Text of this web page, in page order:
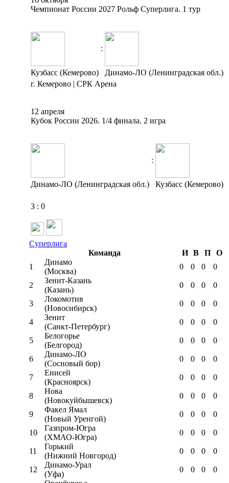
Чемпионат России 2027 Рольф Суперлига. 1 тур
:
Кузбасс (Кемерово)
Динамо-ЛО (Ленинградская обл.)
г. Кемерово | СРК Арена
12 апреля
Кубок России 2026. 1/4 финала. 2 игра
:
Динамо-ЛО (Ленинградская обл.) Кузбасс (Кемерово)
3 : 0
Суперлига
Команда
И В П
О
1
Динамо
(Москва)
0 0 0 0
2
Зенит-Казань
(Казань)
0 0 0 0
3
Локомотив
(Новосибирск)
0 0 0 0
4
Зенит
(Санкт-Петербург)
0 0 0 0
5
Белогорье
(Белгород)
0 0 0 0
6
Динамо-ЛО
(Сосновый бор)
0 0 0 0
7
Енисей
(Красноярск)
0 0 0 0
8
Нова
(Новокуйбышевск)
0 0 0 0
9
Факел Ямал
(Новый Уренгой)
0 0 0 0
10
Газпром-Югра
(ХМАО-Югра)
0 0 0 0
11
Горький
(Нижний Новгород)
0 0 0 0
12
Динамо-Урал
(Уфа)
0 0 0 0